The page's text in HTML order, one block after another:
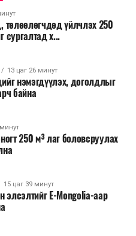
төлөөлөгчдөд үйлчлэх 250
сургалтад х...
13 цаг 26 минут
нэмэгдүүлэх, доголдлыг
байна
250 м³ лаг боловсруулах
15 цаг 39 минут
элсэлтийг E-Mongolia-аар